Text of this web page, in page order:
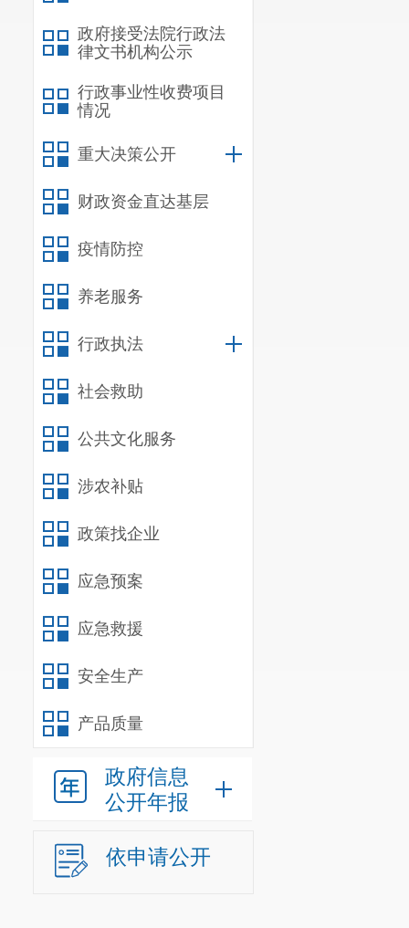
政府接受法院行政法
律文书机构公示
行政事业性收费项目
情况
重大决策公开
财政资金直达基层
疫情防控
养老服务
行政执法
社会救助
公共文化服务
涉农补贴
政策找企业
应急预案
应急救援
安全生产
产品质量
政府信息
公开年报
依申请公开